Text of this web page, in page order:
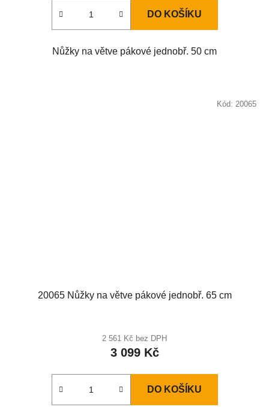
DO KOŠÍKU
Nůžky na větve pákové jednobř. 50 cm
20065 Nůžky na větve pákové jednobř. 65 cm
2 561 Kč bez DPH
3 099 Kč
DO KOŠÍKU
Kód: 20065